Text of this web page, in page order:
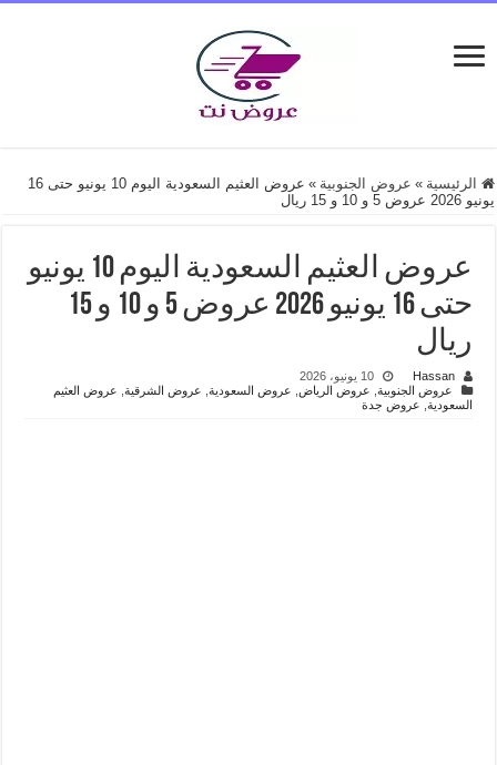
الرئيسية » عروض الجنوبية »
عروض العثيم السعودية اليوم 10 يونيو حتى 16
يونيو 2026 عروض 5 و 10 و 15 ريال
عروض العثيم السعودية اليوم 10 يونيو
حتى 16 يونيو 2026 عروض 5 و 10 و 15
ريال
Hassan
10 يونيو، 2026
عروض الجنوبية, عروض الرياض, عروض السعودية, عروض الشرقية, عروض العثيم
السعودية, عروض جدة